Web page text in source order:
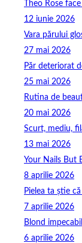
Theo Rose
12 iunie 2026
Vara părului
27 mai 2026
Păr deteriorat
25 mai 2026
Rutina de
20 mai 2026
Scurt, mediu,
13 mai 2026
Your Nails But
8 aprilie 2026
Pielea ta știe
7 aprilie 2026
Blond
6 aprilie 2026